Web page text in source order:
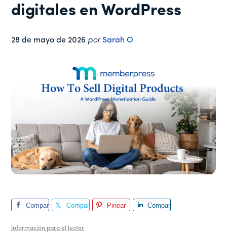
uno
para
digitales en WordPress
28 de mayo de 2026 por Sarah O
Compar
Compar
Pinear
Compar
Información para el lector